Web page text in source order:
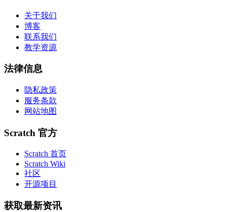
关于我们
博客
联系我们
教学资源
法律信息
隐私政策
服务条款
网站地图
Scratch 官方
Scratch 首页
Scratch Wiki
社区
开源项目
获取最新资讯